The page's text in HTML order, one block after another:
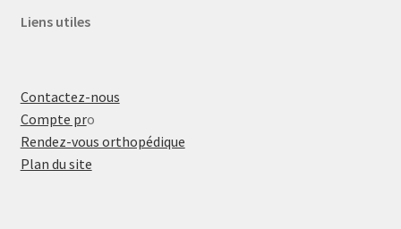
Liens utiles
Contactez-nous
Compte pro
Rendez-vous orthopédique
Plan du site